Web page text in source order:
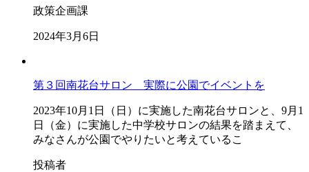
政策企画課
2024年3月6日
第３回南花台サロン 実際に公園でイベントを
2023年10月1日（日）に実施した南花台サロンと、9月1
日（金）に実施した中学校サロンの結果を踏まえて、
みなさんが公園でやりたいと考えているこ
投稿者